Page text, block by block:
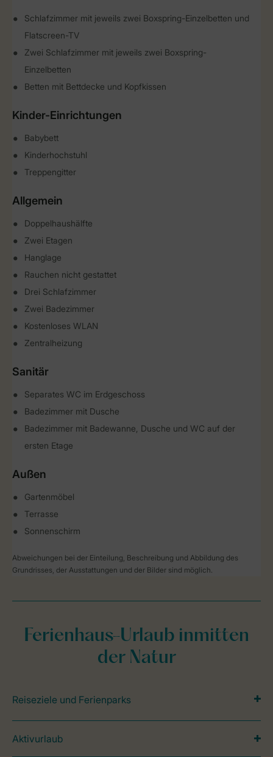
Schlafzimmer mit jeweils zwei Boxspring-Einzelbetten und
Flatscreen-TV
Zwei Schlafzimmer mit jeweils zwei Boxspring-
Einzelbetten
Betten mit Bettdecke und Kopfkissen
Kinder-Einrichtungen
Babybett
Kinderhochstuhl
Treppengitter
Allgemein
Doppelhaushälfte
Zwei Etagen
Hanglage
Rauchen nicht gestattet
Drei Schlafzimmer
Zwei Badezimmer
Kostenloses WLAN
Zentralheizung
Sanitär
Separates WC im Erdgeschoss
Badezimmer mit Dusche
Badezimmer mit Badewanne, Dusche und WC auf der
ersten Etage
Außen
Gartenmöbel
Terrasse
Sonnenschirm
Abweichungen bei der Einteilung, Beschreibung und Abbildung des
Grundrisses, der Ausstattungen und der Bilder sind möglich.
Ferienhaus-Urlaub inmitten
der Natur
Reiseziele und Ferienparks
Aktivurlaub